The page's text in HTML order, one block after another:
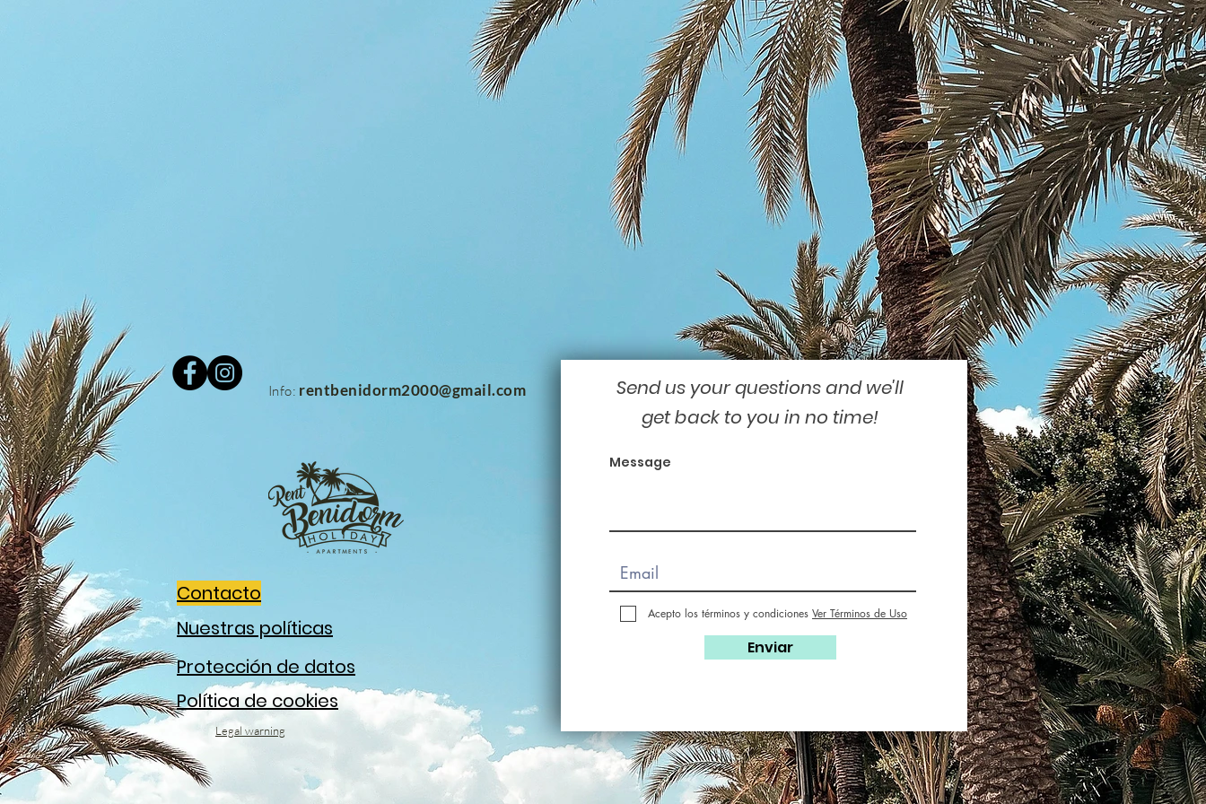
Info: rentbenidorm2000@gmail.com
Contacto
Nuestras políticas
Protección de datos
Política de cookies
Legal warning
Send us your questions and we'll
get back to you in no time!
Message
Acepto los términos y condiciones Ver Términos de Uso
Enviar